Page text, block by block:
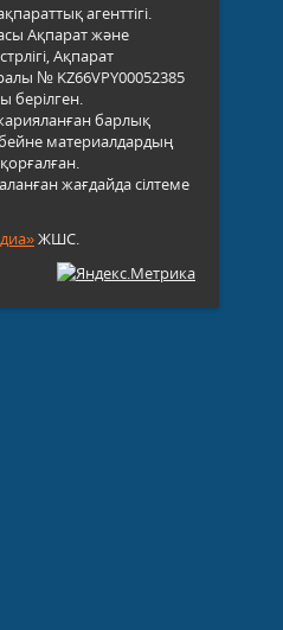
агенттігі.
Ақпарат және
Ақпарат
№ KZ66VPY00052385
берілген.
барлық
материалдардың
жағдайда сілтеме
ЖШС.